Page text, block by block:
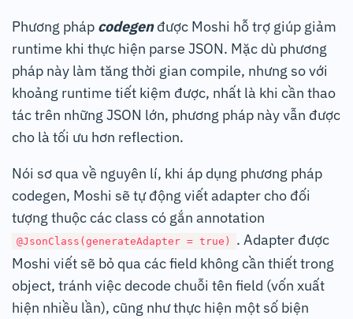
Phương pháp codegenđược Moshi hỗ trợ giúp giảm
runtime khi thực hiện parse JSON. Mặc dù phương
pháp này làm tăng thời gian compile, nhưng so với
khoảng runtime tiết kiệm được, nhất là khi cần thao
tác trên những JSON lớn, phương pháp này vẫn được
cho là tối ưu hơn reflection.
Nói sơ qua về nguyên lí, khi áp dụng phương pháp
codegen, Moshi sẽ tự động viết adapter cho đối
tượng thuộc các class có gắn annotation
@JsonClass(generateAdapter = true)
. Adapter được
Moshi viết sẽ bỏ qua các field không cần thiết trong
object, tránh việc decode chuỗi tên field (vốn xuất
hiện nhiều lần), cũng như thực hiện một số biện